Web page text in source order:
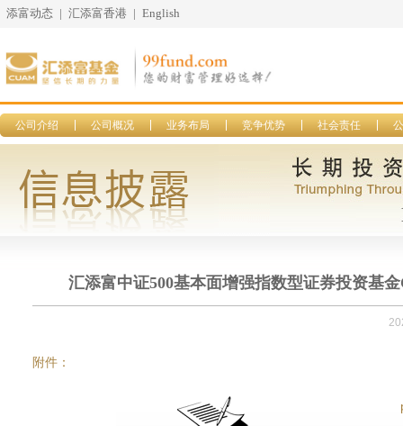
添富动态 | 汇添富香港 | English
公司介绍 公司概况 业务布局 竞争优势 社会责任
汇添富中证500基本面增强指数型证券投资基
附件：